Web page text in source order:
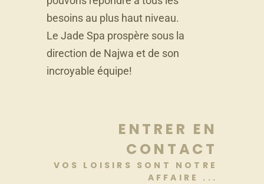
besoins au plus haut niveau.
Le Jade Spa prospère sous la
direction de Najwa et de son
incroyable équipe!
ENTRER EN
CONTACT
VOS LOISIRS SONT NOTRE
AFFAIRE ...